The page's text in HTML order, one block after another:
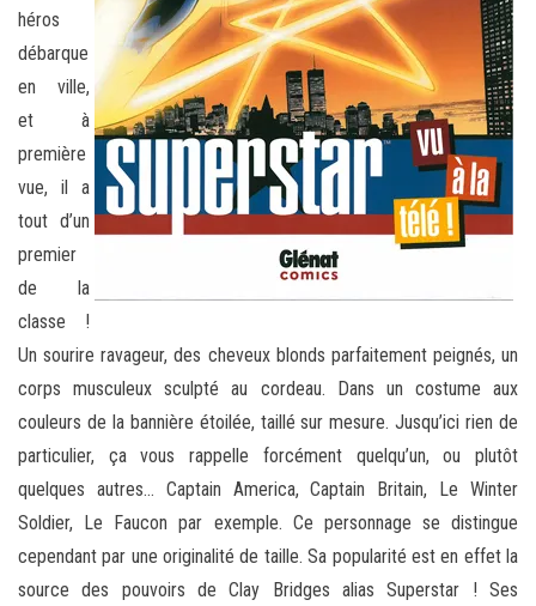
héros
débarque
en ville,
et à
première
vue, il a
tout d’un
premier
de la
classe !
Un sourire ravageur, des cheveux blonds parfaitement peignés, un
corps musculeux sculpté au cordeau. Dans un costume aux
couleurs de la bannière étoilée, taillé sur mesure. Jusqu’ici rien de
particulier, ça vous rappelle forcément quelqu’un, ou plutôt
quelques autres… Captain America, Captain Britain, Le Winter
Soldier, Le Faucon par exemple. Ce personnage se distingue
cependant par une originalité de taille. Sa popularité est en effet la
source des pouvoirs de Clay Bridges alias Superstar ! Ses